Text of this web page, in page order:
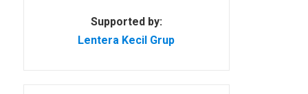
Supported by:
Lentera Kecil Grup